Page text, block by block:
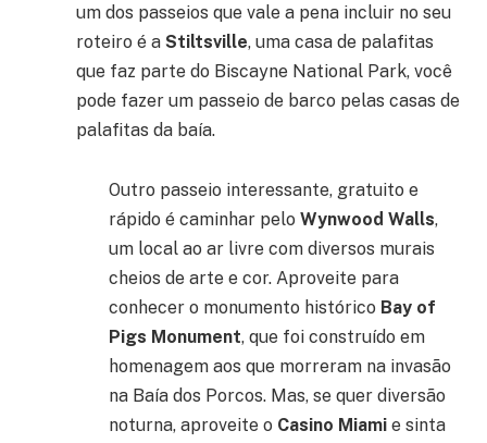
um dos passeios que vale a pena incluir no seu
roteiro é a Stiltsville, uma casa de palafitas
que faz parte do Biscayne National Park, você
pode fazer um passeio de barco pelas casas de
palafitas da baía.
Outro passeio interessante, gratuito e
rápido é caminhar pelo Wynwood Walls,
um local ao ar livre com diversos murais
cheios de arte e cor. Aproveite para
conhecer o monumento histórico Bay of
Pigs Monument, que foi construído em
homenagem aos que morreram na invasão
na Baía dos Porcos. Mas, se quer diversão
noturna, aproveite o Casino Miami e sinta